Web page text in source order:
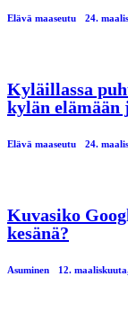
Elävä maaseutu 24.
Kyläillassa
kylän elämään
Elävä maaseutu 24.
Kuvasiko
kesänä?
Asuminen 12.